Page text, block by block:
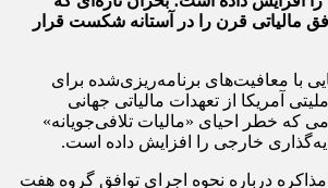
مالیاتی قرن را در آستانه شکست قرار
با معافیت‌های برنامه‌ریزی‌شده برای
آمریکا از تعهدات مالیاتی جهانی
که خطر احیای «مالیات تلافی‌جویانه»
خارجی را افزایش داده است.
درباره نحوه اجرای توافق گروه هفت